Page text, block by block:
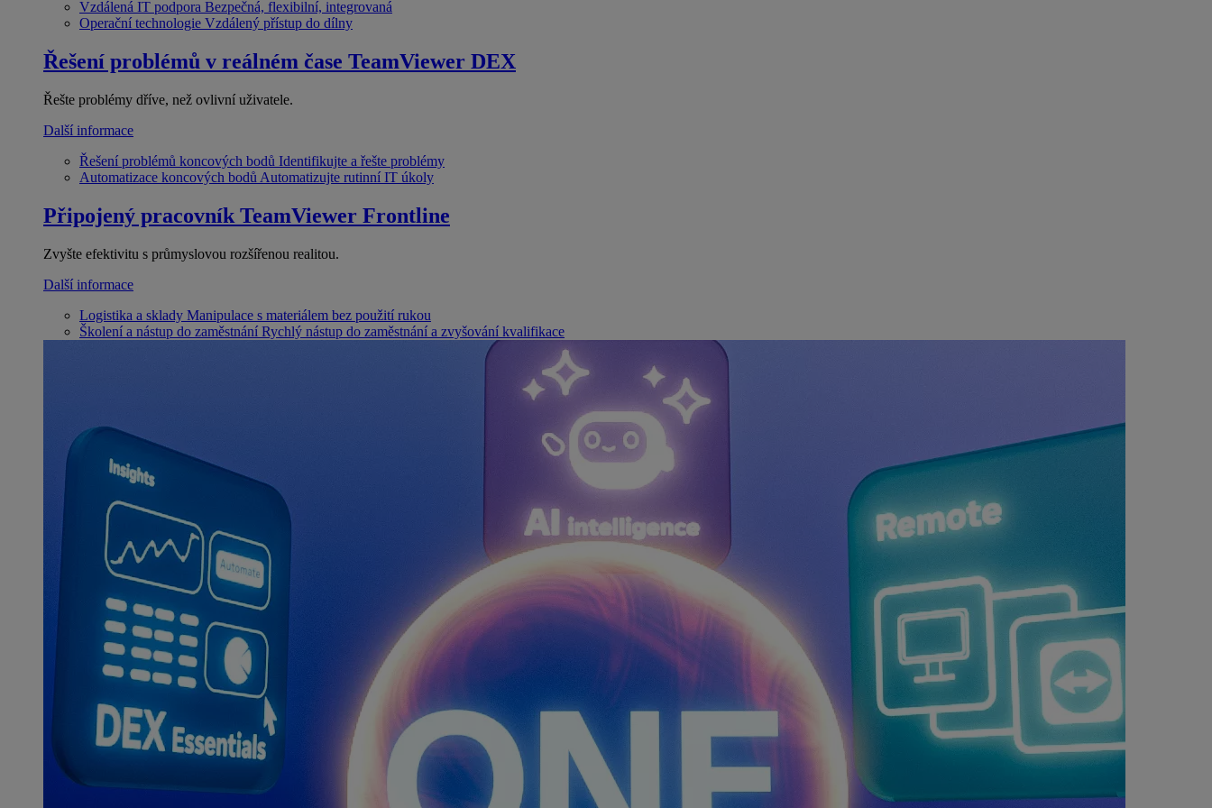
Vzdálená IT podpora Bezpečná, flexibilní, integrovaná
Operační technologie Vzdálený přístup do dílny
Řešení problémů v reálném čase TeamViewer DEX
Řešte problémy dříve, než ovlivní uživatele.
Další informace
Řešení problémů koncových bodů Identifikujte a řešte problémy
Automatizace koncových bodů Automatizujte rutinní IT úkoly
Připojený pracovník TeamViewer Frontline
Zvyšte efektivitu s průmyslovou rozšířenou realitou.
Další informace
Logistika a sklady Manipulace s materiálem bez použití rukou
Školení a nástup do zaměstnání Rychlý nástup do zaměstnání a zvyšování kvalifikace